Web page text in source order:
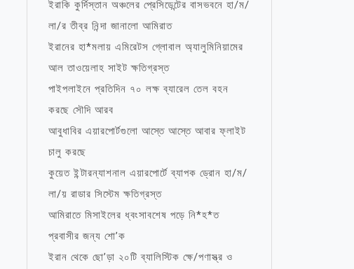
ইরাকি কুর্দিস্তান অঞ্চলের প্রেসিডেন্টের বাসভবনে হা/ম/
লা/র তীব্র নিন্দা জানালো আমিরাত
ইরানের হা*মলায় এমিরেটস গ্লোবাল অ্যালুমিনিয়ামের
আল তাওয়েলাহ সাইট ক্ষতিগ্রস্ত
পাইপলাইনে প্রতিদিন ৭০ লক্ষ ব্যারেল তেল বহন
করছে সৌদি আরব
আবুধাবির এয়ারপোর্টগুলো আস্তে আস্তে আবার ফ্লাইট
চালু করছে
কুয়েত ইন্টারন্যাশনাল এয়ারপোর্টে ব্যাপক ড্রোন হা/ম/
লা/য় রাডার সিস্টেম ক্ষতিগ্রস্ত
আমিরাতে মিসাইলের ধ্বংসাবশেষ পড়ে নি*হ*ত
প্রবাসীর জন্য শো’ক
ইরান থেকে ছো’ড়া ২০টি ব্যালিস্টিক ক্ষে/পণাস্ত্র ও